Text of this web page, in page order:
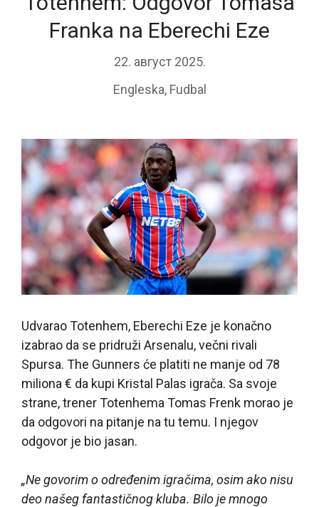
Franka na Eberechi Eze
22. август 2025.
Engleska, Fudbal
Udvarao Totenhem, Eberechi Eze je konačno
izabrao da se pridruži Arsenalu, večni rivali
Spursa. The Gunners će platiti ne manje od 78
miliona € da kupi Kristal Palas igrača. Sa svoje
strane, trener Totenhema Tomas Frenk morao je
da odgovori na pitanje na tu temu. I njegov
odgovor je bio jasan.
„Ne govorim o određenim igračima, osim ako nisu
deo našeg fantastičnog kluba. Bilo je mnogo